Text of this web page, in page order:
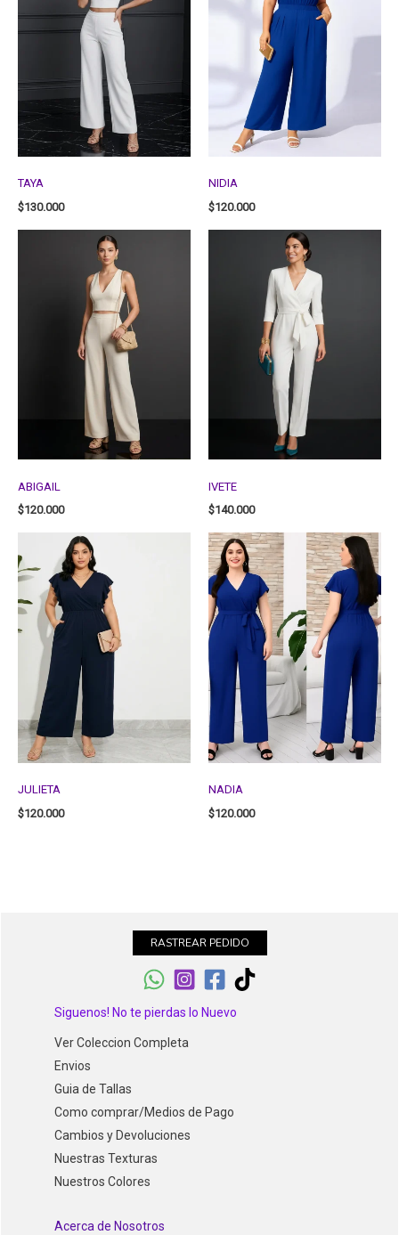
TAYA
$130.000
NIDIA
$120.000
ABIGAIL
$120.000
IVETE
$140.000
JULIETA
$120.000
NADIA
$120.000
RASTREAR PEDIDO
Siguenos! No te pierdas lo Nuevo
Ver Coleccion Completa
Envios
Guia de Tallas
Como comprar/Medios de Pago
Cambios y Devoluciones
Nuestras Texturas
Nuestros Colores
Acerca de Nosotros